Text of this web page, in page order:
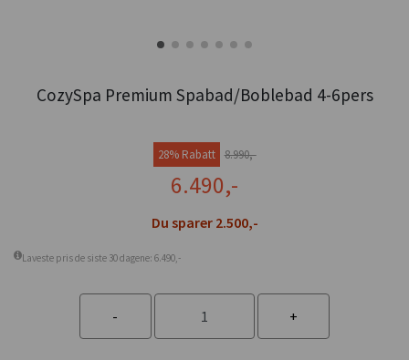
CozySpa Premium Spabad/Boblebad 4-6pers
28% Rabatt 8.990,-
6.490,-
Du sparer 2.500,-
Laveste pris de siste 30 dagene: 6.490,-